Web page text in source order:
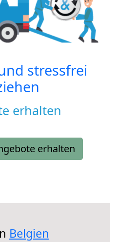
stressfrei
erhalten
erhalten
Belgien